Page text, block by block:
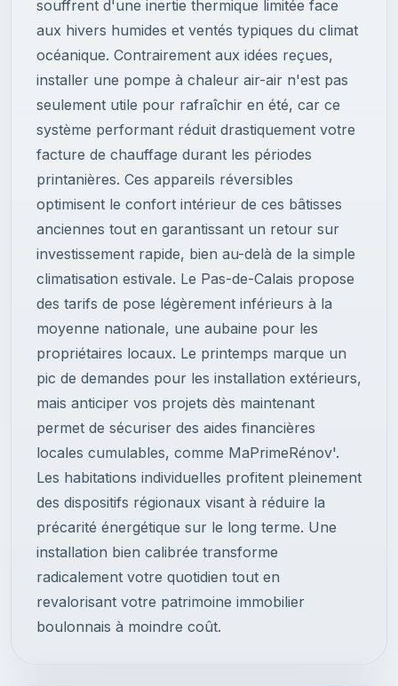
souffrent d'une inertie thermique limitée face
aux hivers humides et ventés typiques du climat
océanique. Contrairement aux idées reçues,
installer une pompe à chaleur air-air n'est pas
seulement utile pour rafraîchir en été, car ce
système performant réduit drastiquement votre
facture de chauffage durant les périodes
printanières. Ces appareils réversibles
optimisent le confort intérieur de ces bâtisses
anciennes tout en garantissant un retour sur
investissement rapide, bien au-delà de la simple
climatisation estivale. Le Pas-de-Calais propose
des tarifs de pose légèrement inférieurs à la
moyenne nationale, une aubaine pour les
propriétaires locaux. Le printemps marque un
pic de demandes pour les installation extérieurs,
mais anticiper vos projets dès maintenant
permet de sécuriser des aides financières
locales cumulables, comme MaPrimeRénov'.
Les habitations individuelles profitent pleinement
des dispositifs régionaux visant à réduire la
précarité énergétique sur le long terme. Une
installation bien calibrée transforme
radicalement votre quotidien tout en
revalorisant votre patrimoine immobilier
boulonnais à moindre coût.